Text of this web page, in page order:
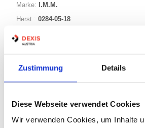
Zustimmung Details
Diese Webseite verwendet Cookies
Wir verwenden Cookies, um Inhalte
Marke: I.M.M.
Herst.: 0284-05-18
Bezeichnung:
17 Varianten
Auf Lager